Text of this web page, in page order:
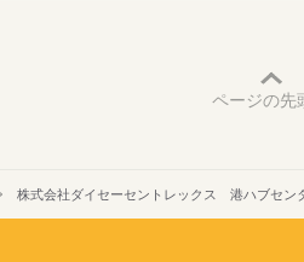
ページの先
株式会社ダイセーセントレックス 港ハブセン